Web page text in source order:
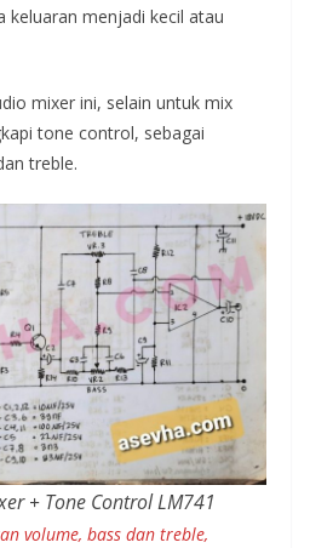
keluaran menjadi kecil atau
mixer ini, selain untuk mix
tone control, sebagai
treble.
+ Tone Control LM741
volume, bass dan treble,